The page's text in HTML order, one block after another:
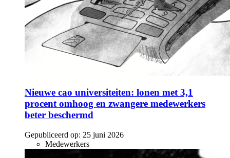
Nieuwe cao universiteiten: lonen met 3,1
procent omhoog en zwangere medewerkers
beter beschermd
Gepubliceerd op: 25 juni 2026
Medewerkers